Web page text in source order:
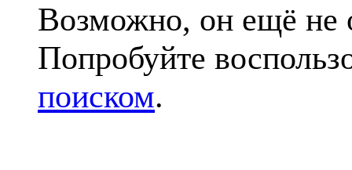
Возможно, он ещё не
Попробуйте
поиском.